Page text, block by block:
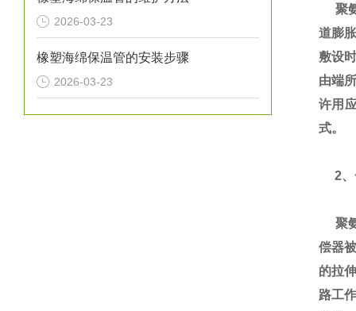
2026-03-23
橡塑海绵保温管的安装步骤
2026-03-23
聚氨
道膨
敷设
由端
许用
式。
2、
聚
偿器
的拉
路工